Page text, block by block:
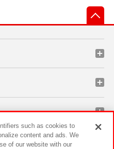
such as cookies to
content and ads. We
of our website with our